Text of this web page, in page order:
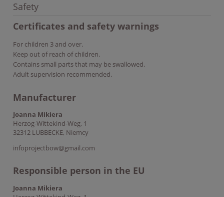
Safety
Certificates and safety warnings
For children 3 and over.
Keep out of reach of children.
Contains small parts that may be swallowed.
Adult supervision recommended.
Manufacturer
Joanna Mikiera
Herzog-Wittekind-Weg, 1
32312 LUBBECKE, Niemcy
infoprojectbow@gmail.com
Responsible person in the EU
Joanna Mikiera